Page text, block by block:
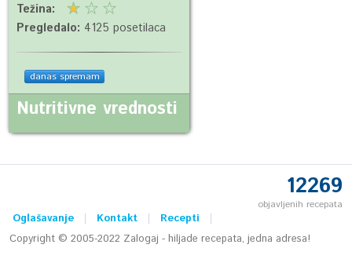
Težina:
Pregledalo: 4125 posetilaca
danas spremam
Nutritivne vrednosti
12269
objavljenih recepata
Oglašavanje Kontakt
Recepti
Copyright © 2005-2022 Zalogaj - hiljade recepata, jedna adresa!